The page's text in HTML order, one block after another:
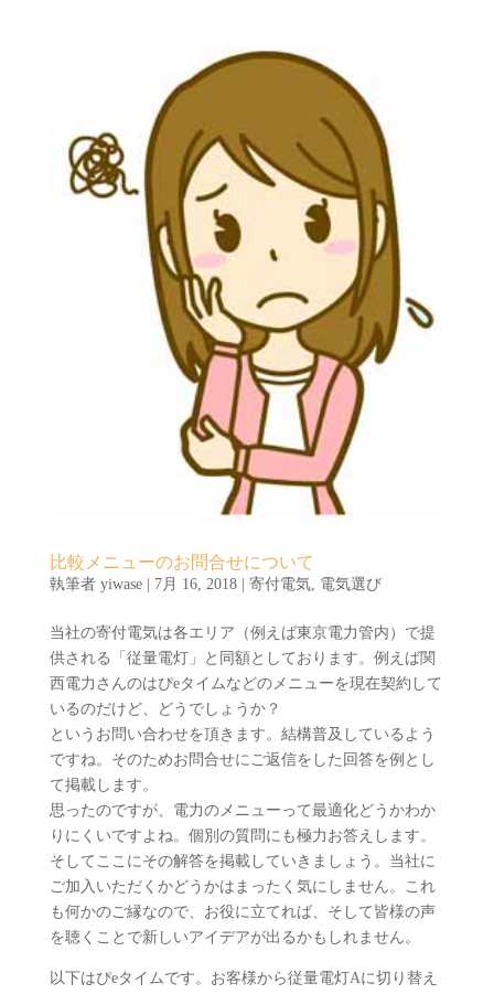
比較メニューのお問合せについて
執筆者 yiwase| 7月 16, 2018| 寄付電気, 電気選び
当社の寄付電気は各エリア（例えば東京電力管内）で提
供される「従量電灯」と同額としております。例えば関
西電力さんのはぴeタイムなどのメニューを現在契約して
いるのだけど、どうでしょうか？
というお問い合わせを頂きます。結構普及しているよう
ですね。そのためお問合せにご返信をした回答を例とし
て掲載します。
思ったのですが、電力のメニューって最適化どうかわか
りにくいですよね。個別の質問にも極力お答えします。
そしてここにその解答を掲載していきましょう。当社に
ご加入いただくかどうかはまったく気にしません。これ
も何かのご縁なので、お役に立てれば、そして皆様の声
を聴くことで新しいアイデアが出るかもしれません。
以下はぴeタイムです。お客様から従量電灯Aに切り替え